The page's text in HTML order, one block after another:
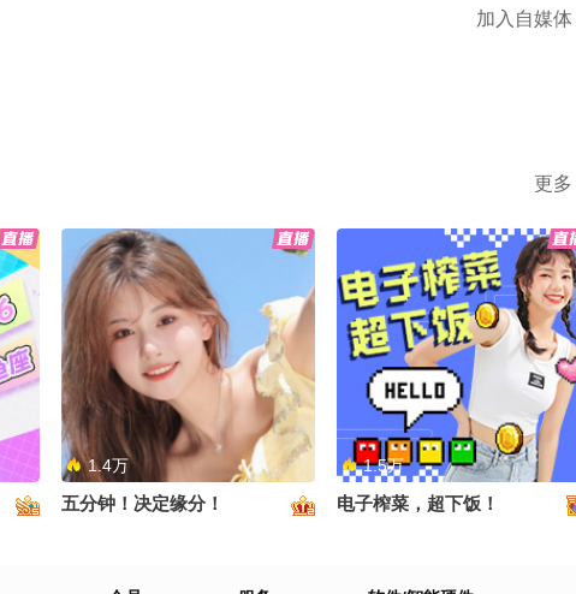
加入自媒体
更多
1.4万
五分钟！决定缘分！
1.5万
电子榨菜，超下饭！